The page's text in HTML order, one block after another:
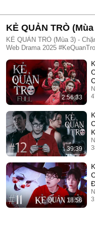
KẺ QUẢN TRÒ
CUNG HOÀNG
KẺ QUẢN TRÒ (Mùa 3) -
Web Drama 2025 #KeQuanTro
Tâm, Trúc, Khánh Duy ► Một trò chơi kỳ lạ, với mức thưởng tiền tỷ.
Một trò chơi mang hơi hướng
trở nên đen tối hơn quà từng
cùng?. Mục đích của KẺ
chiếc mặt nạ. Tất cả sẽ tiết lộ
(Mùa 3) Simon Phan _ Anh
Nhựt Bnat _ Ca sĩ Bnat Bảo
Trúc Khánh Duy _ Nghệ sĩ
2:56:33
39:39
18:56